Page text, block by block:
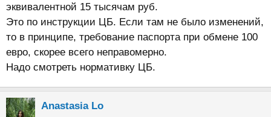
эквивалентной 15 тысячам руб.
Это по инструкции ЦБ. Если там не было изменений,
то в принципе, требование паспорта при обмене 100
евро, скорее всего неправомерно.
Надо смотреть нормативку ЦБ.
Anastasia Lo